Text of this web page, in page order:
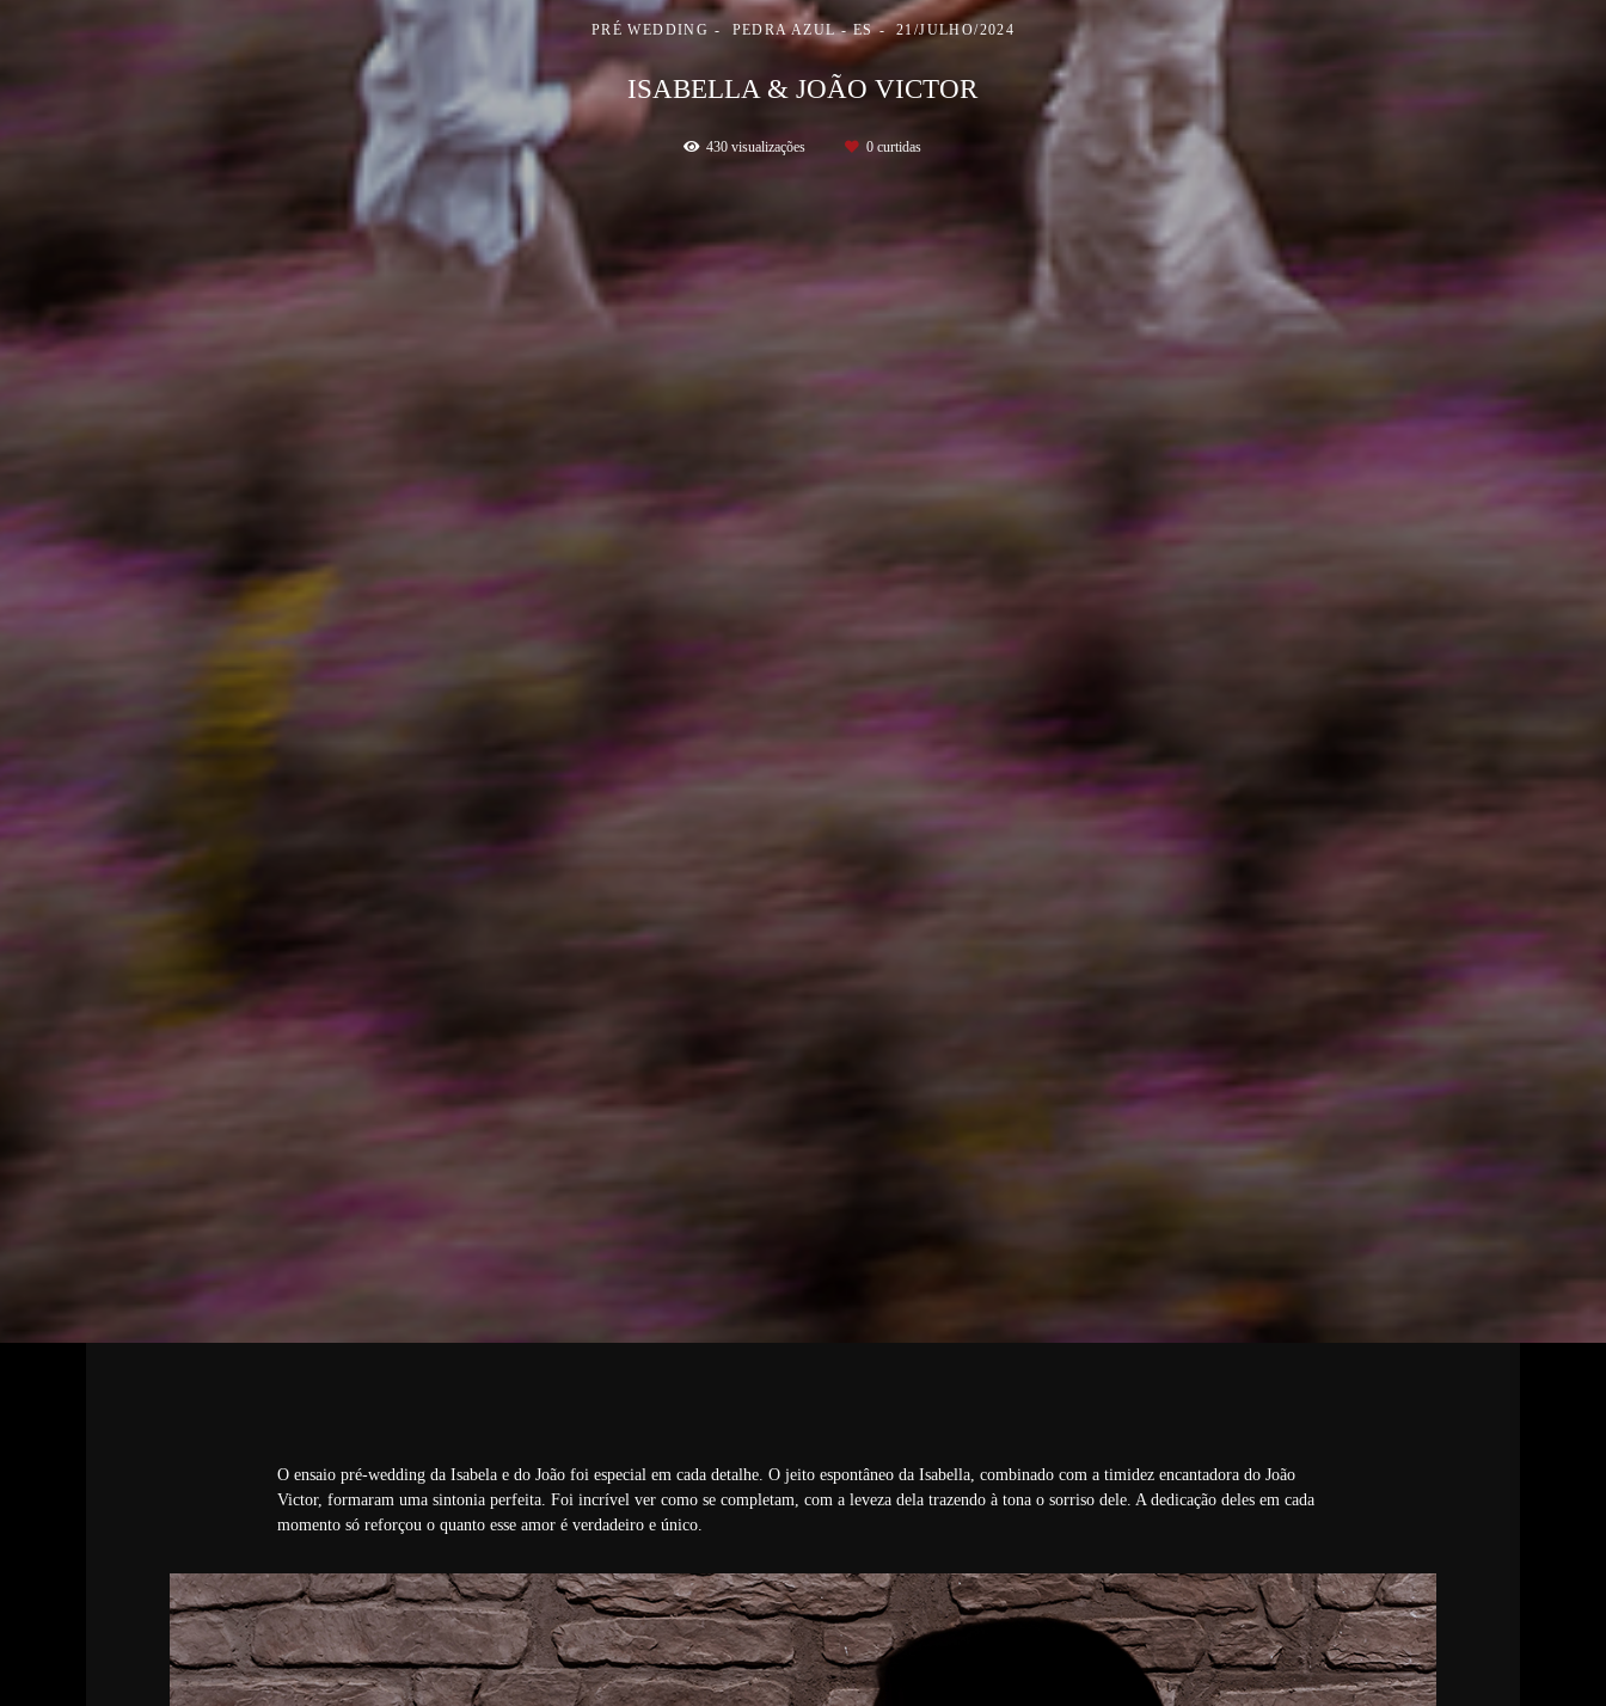
PRÉ WEDDING PEDRA AZUL - ES 21/JULHO/2024
ISABELLA & JOÃO VICTOR
430 visualizações 0 curtidas
O ensaio pré-wedding da Isabela e do João foi especial em cada detalhe. O jeito espontâneo da Isabella, combinado com a timidez encantadora do João
Victor, formaram uma sintonia perfeita. Foi incrível ver como se completam, com a leveza dela trazendo à tona o sorriso dele. A dedicação deles em cada
momento só reforçou o quanto esse amor é verdadeiro e único.